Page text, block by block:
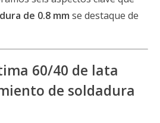
de 0.8 mm se destaque de
60/40 de lata
de soldadura